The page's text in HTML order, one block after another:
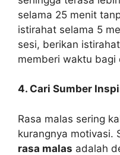
selama 25 menit
istirahat selama 5
sesi, berikan
memberi waktu bagi
4. Cari Sumber
Rasa malas sering
kurangnya motivasi.
rasa malas adalah